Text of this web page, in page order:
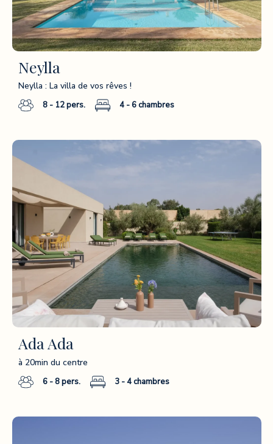
Neylla
Neylla : La villa de vos rêves !
8 - 12pers. 4 - 6chambres
Ada Ada
à 20min du centre
6 - 8pers. 3 - 4chambres